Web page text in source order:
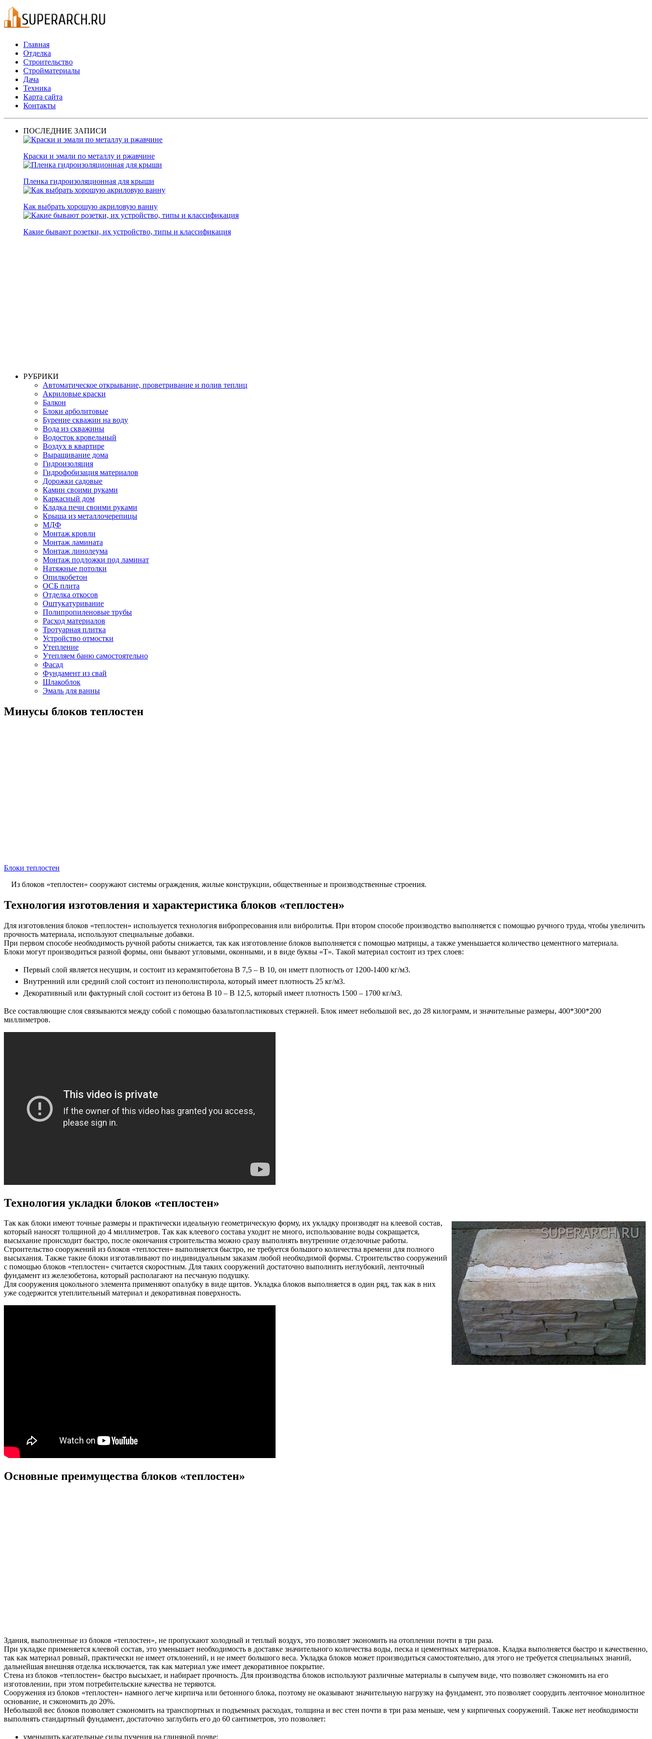
Главная
Отделка
Строительство
Стройматериалы
Дача
Техника
Карта сайта
Контакты
ПОСЛЕДНИЕ ЗАПИСИ
Краски и эмали по металлу и ржавчине
Пленка гидроизоляционная для крыши
Как выбрать хорошую акриловую ванну
Какие бывают розетки, их устройство, типы и классификация
РУБРИКИ
Автоматическое открывание, проветривание и полив теплиц
Акриловые краски
Балкон
Блоки арболитовые
Бурение скважин на воду
Вода из скважины
Водосток кровельный
Воздух в квартире
Выращивание дома
Гидроизоляция
Гидрофобизация материалов
Дорожки садовые
Камин своими руками
Каркасный дом
Кладка печи своими руками
Крыша из металлочерепицы
МДФ
Монтаж кровли
Монтаж ламината
Монтаж линолеума
Монтаж подложки под ламинат
Натяжные потолки
Опилкобетон
ОСБ плита
Отделка откосов
Оштукатуривание
Полипропиленовые трубы
Расход материалов
Тротуарная плитка
Устройство отмостки
Утепление
Утепляем баню самостоятельно
Фасад
Фундамент из свай
Шлакоблок
Эмаль для ванны
Минусы блоков теплостен
Блоки теплостен
Из блоков «теплостен» сооружают системы ограждения, жилые конструкции, общественные и производственные строения.
Технология изготовления и характеристика блоков «теплостен»
Для изготовления блоков «теплостен» используется технология вибропресования или вибролитья. При втором способе производство выполняется с помощью ручного труда, чтобы увеличить
прочность материала, используют специальные добавки.
При первом способе необходимость ручной работы снижается, так как изготовление блоков выполняется с помощью матрицы, а также уменьшается количество цементного материала.
Блоки могут производиться разной формы, они бывают угловыми, оконными, и в виде буквы «Т». Такой материал состоит из трех слоев:
Первый слой является несущим, и состоит из керамзитобетона В 7,5 – В 10, он иметт плотность от 1200-1400 кг/м3.
Внутренний или средний слой состоит из пенополистирола, который имеет плотность 25 кг/м3.
Декоративный или фактурный слой состоит из бетона В 10 – В 12,5, который имеет плотность 1500 – 1700 кг/м3.
Все составляющие слоя связываются между собой с помощью базальтопластиковых стержней. Блок имеет небольшой вес, до 28 килограмм, и значительные размеры, 400*300*200
миллиметров.
Технология укладки блоков «теплостен»
Так как блоки имеют точные размеры и практически идеальную геометрическую форму, их укладку производят на клеевой состав,
который наносят толщиной до 4 миллиметров. Так как клеевого состава уходит не много, использование воды сокращается,
высыхание происходит быстро, после окончания строительства можно сразу выполнять внутренние отделочные работы.
Строительство сооружений из блоков «теплостен» выполняется быстро, не требуется большого количества времени для полного
высыхания. Также такие блоки изготавливают по индивидуальным заказам любой необходимой формы. Строительство сооружений
с помощью блоков «теплостен» считается скоростным. Для таких сооружений достаточно выполнить неглубокий, ленточный
фундамент из железобетона, который располагают на песчаную подушку.
Для сооружения цокольного элемента применяют опалубку в виде щитов. Укладка блоков выполняется в один ряд, так как в них
уже содержится утеплительный материал и декоративная поверхность.
Основные преимущества блоков «теплостен»
Здания, выполненные из блоков «теплостен», не пропускают холодный и теплый воздух, это позволяет экономить на отоплении почти в три раза.
При укладке применяется клеевой состав, это уменьшает необходимость в доставке значительного количества воды, песка и цементных материалов. Кладка выполняется быстро и качественно,
так как материал ровный, практически не имеет отклонений, и не имеет большого веса. Укладка блоков может производиться самостоятельно, для этого не требуется специальных знаний,
дальнейшая внешняя отделка исключается, так как материал уже имеет декоративное покрытие.
Стена из блоков «теплостен» быстро высыхает, и набирает прочность. Для производства блоков используют различные материалы в сыпучем виде, что позволяет сэкономить на его
изготовлении, при этом потребительские качества не теряются.
Сооружения из блоков «теплостен» намного легче кирпича или бетонного блока, поэтому не оказывают значительную нагрузку на фундамент, это позволяет соорудить ленточное монолитное
основание, и сэкономить до 20%.
Небольшой вес блоков позволяет сэкономить на транспортных и подъемных расходах, толщина и вес стен почти в три раза меньше, чем у кирпичных сооружений. Также нет необходимости
выполнять стандартный фундамент, достаточно заглубить его до 60 сантиметров, это позволяет:
уменьшить касательные силы пучения на глиняной почве;